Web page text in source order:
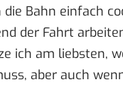
die Bahn einfach
der Fahrt
ich am liebsten,
aber auch